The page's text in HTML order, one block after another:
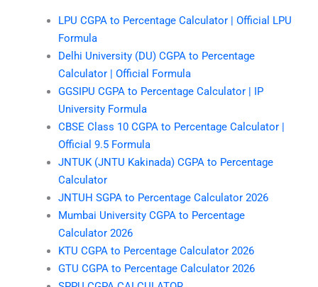
LPU CGPA to Percentage Calculator | Official LPU
Formula
Delhi University (DU) CGPA to Percentage
Calculator | Official Formula
GGSIPU CGPA to Percentage Calculator | IP
University Formula
CBSE Class 10 CGPA to Percentage Calculator |
Official 9.5 Formula
JNTUK (JNTU Kakinada) CGPA to Percentage
Calculator
JNTUH SGPA to Percentage Calculator 2026
Mumbai University CGPA to Percentage
Calculator 2026
KTU CGPA to Percentage Calculator 2026
GTU CGPA to Percentage Calculator 2026